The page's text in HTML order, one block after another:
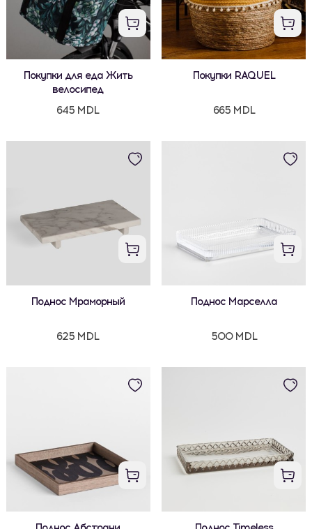
Покупки для еда Жить
велосипед
645 MDL
Покупки RAQUEL
665 MDL
Поднос Мраморный
625 MDL
Поднос Марселла
500 MDL